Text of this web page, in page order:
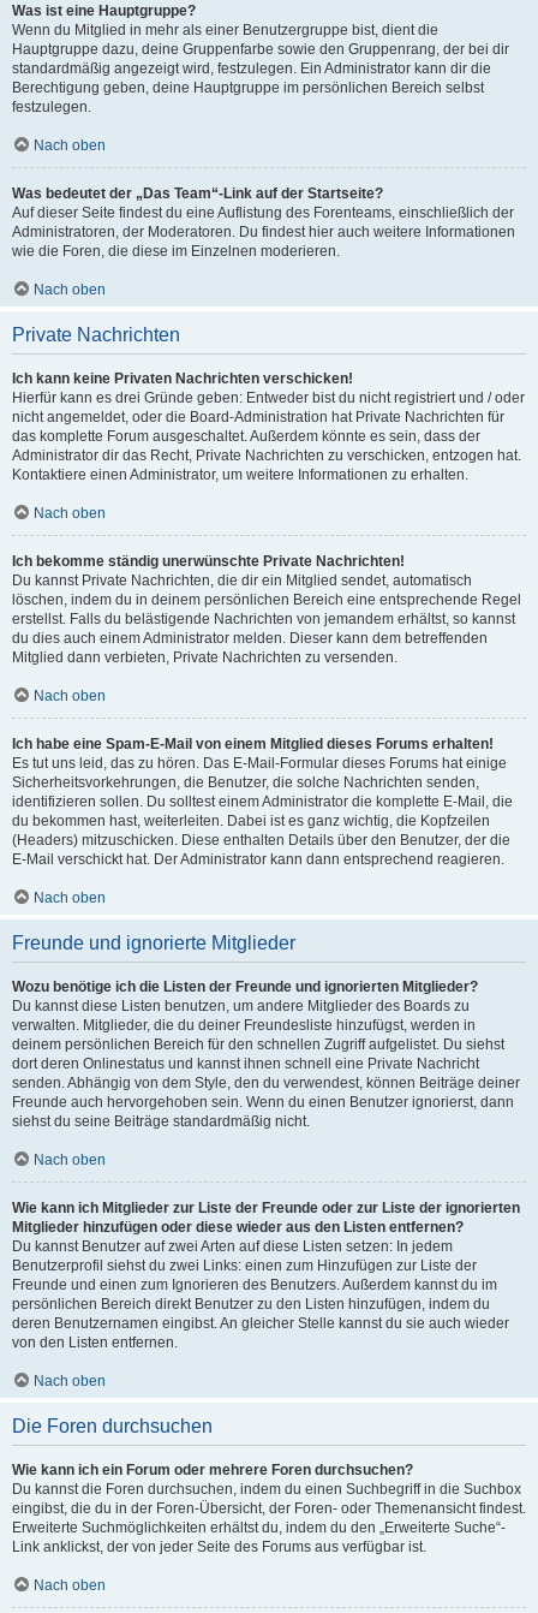
Was ist eine Hauptgruppe?
Wenn du Mitglied in mehr als einer Benutzergruppe bist, dient die
Hauptgruppe dazu, deine Gruppenfarbe sowie den Gruppenrang, der bei dir
standardmäßig angezeigt wird, festzulegen. Ein Administrator kann dir die
Berechtigung geben, deine Hauptgruppe im persönlichen Bereich selbst
festzulegen.
Nach oben
Was bedeutet der „Das Team“-Link auf der Startseite?
Auf dieser Seite findest du eine Auflistung des Forenteams, einschließlich der
Administratoren, der Moderatoren. Du findest hier auch weitere Informationen
wie die Foren, die diese im Einzelnen moderieren.
Nach oben
Private Nachrichten
Ich kann keine Privaten Nachrichten verschicken!
Hierfür kann es drei Gründe geben: Entweder bist du nicht registriert und / oder
nicht angemeldet, oder die Board-Administration hat Private Nachrichten für
das komplette Forum ausgeschaltet. Außerdem könnte es sein, dass der
Administrator dir das Recht, Private Nachrichten zu verschicken, entzogen hat.
Kontaktiere einen Administrator, um weitere Informationen zu erhalten.
Nach oben
Ich bekomme ständig unerwünschte Private Nachrichten!
Du kannst Private Nachrichten, die dir ein Mitglied sendet, automatisch
löschen, indem du in deinem persönlichen Bereich eine entsprechende Regel
erstellst. Falls du belästigende Nachrichten von jemandem erhältst, so kannst
du dies auch einem Administrator melden. Dieser kann dem betreffenden
Mitglied dann verbieten, Private Nachrichten zu versenden.
Nach oben
Ich habe eine Spam-E-Mail von einem Mitglied dieses Forums erhalten!
Es tut uns leid, das zu hören. Das E-Mail-Formular dieses Forums hat einige
Sicherheitsvorkehrungen, die Benutzer, die solche Nachrichten senden,
identifizieren sollen. Du solltest einem Administrator die komplette E-Mail, die
du bekommen hast, weiterleiten. Dabei ist es ganz wichtig, die Kopfzeilen
(Headers) mitzuschicken. Diese enthalten Details über den Benutzer, der die
E-Mail verschickt hat. Der Administrator kann dann entsprechend reagieren.
Nach oben
Freunde und ignorierte Mitglieder
Wozu benötige ich die Listen der Freunde und ignorierten Mitglieder?
Du kannst diese Listen benutzen, um andere Mitglieder des Boards zu
verwalten. Mitglieder, die du deiner Freundesliste hinzufügst, werden in
deinem persönlichen Bereich für den schnellen Zugriff aufgelistet. Du siehst
dort deren Onlinestatus und kannst ihnen schnell eine Private Nachricht
senden. Abhängig von dem Style, den du verwendest, können Beiträge deiner
Freunde auch hervorgehoben sein. Wenn du einen Benutzer ignorierst, dann
siehst du seine Beiträge standardmäßig nicht.
Nach oben
Wie kann ich Mitglieder zur Liste der Freunde oder zur Liste der ignorierten
Mitglieder hinzufügen oder diese wieder aus den Listen entfernen?
Du kannst Benutzer auf zwei Arten auf diese Listen setzen: In jedem
Benutzerprofil siehst du zwei Links: einen zum Hinzufügen zur Liste der
Freunde und einen zum Ignorieren des Benutzers. Außerdem kannst du im
persönlichen Bereich direkt Benutzer zu den Listen hinzufügen, indem du
deren Benutzernamen eingibst. An gleicher Stelle kannst du sie auch wieder
von den Listen entfernen.
Nach oben
Die Foren durchsuchen
Wie kann ich ein Forum oder mehrere Foren durchsuchen?
Du kannst die Foren durchsuchen, indem du einen Suchbegriff in die Suchbox
eingibst, die du in der Foren-Übersicht, der Foren- oder Themenansicht findest.
Erweiterte Suchmöglichkeiten erhältst du, indem du den „Erweiterte Suche“-
Link anklickst, der von jeder Seite des Forums aus verfügbar ist.
Nach oben